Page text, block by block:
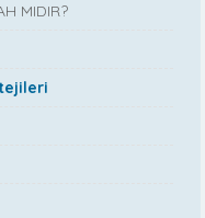
MIDIR?